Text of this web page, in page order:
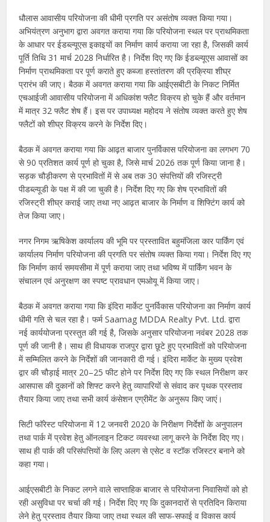
धौलास आवासीय परियोजना की धीमी प्रगति पर असंतोष व्यक्त किया गया।
अभियंत्रण अनुभाग द्वारा अवगत कराया गया कि परियोजना स्थल पर प्राथमिकता
के आधार पर ईडब्ल्यूएस इकाइयों का निर्माण कार्य कराया जा रहा है, जिसकी कार्य
पूर्ति तिथि 31 मार्च 2028 निर्धारित है। निर्देश दिए गए कि ईडब्ल्यूएस आवासों का
निर्माण प्राथमिकता पर पूर्ण कराते हुए कब्जा हस्तांतरण की प्रक्रिया शीघ्र
प्रारंभ की जाए। बैठक में अवगत कराया गया कि आईएसबीटी के निकट निर्मित
एचआईजी आवासीय परियोजना में अधिकांश फ्लैट विक्रय हो चुके हैं और वर्तमान
में मात्र 32 फ्लैट शेष हैं। इस पर उपाध्यक्ष महोदय ने संतोष व्यक्त करते हुए शेष
फ्लैटों को शीघ्र विक्रय करने के निर्देश दिए।
बैठक में अवगत कराया गया कि आढ़त बाजार पुनर्विकास परियोजना का लगभग 70
से 90 प्रतिशत कार्य पूर्ण हो चुका है, जिसे मार्च 2026 तक पूर्ण किया जाना है।
सड़क चौड़ीकरण से प्रभावितों में से अब तक 30 संपत्तियों की रजिस्ट्री
पीडब्ल्यूडी के पक्ष में की जा चुकी है। निर्देश दिए गए कि शेष प्रभावितों की
रजिस्ट्री शीघ्र कराई जाए तथा नए आढ़त बाजार के निर्माण व शिफ्टिंग कार्य को
तेज किया जाए।
नगर निगम ऋषिकेश कार्यालय की भूमि पर प्रस्तावित बहुमंजिला कार पार्किंग एवं
कार्यालय निर्माण परियोजना की प्रगति पर संतोष व्यक्त किया गया। निर्देश दिए गए
कि निर्माण कार्य समयसीमा में पूर्ण कराया जाए तथा भविष्य में पार्किंग भवन के
संचालन एवं अनुरक्षण का स्पष्ट प्रावधान एमओयू में किया जाए।
बैठक में अवगत कराया गया कि इंदिरा मार्केट पुनर्विकास परियोजना का निर्माण कार्य
धीमी गति से चल रहा है। फर्म Saamag MDDA Realty Pvt. Ltd. द्वारा
नई कार्ययोजना प्रस्तुत की गई है, जिसके अनुसार परियोजना नवंबर 2028 तक
पूर्ण की जानी है। साथ ही विधायक राजपुर द्वारा छूटे हुए प्रभावितों को परियोजना
में सम्मिलित करने के निर्देशों की जानकारी दी गई। इंदिरा मार्केट के मुख्य प्रवेश
द्वार की चौड़ाई मात्र 20–25 फीट होने पर निर्देश दिए गए कि स्थल निरीक्षण कर
आसपास की दुकानों को शिफ्ट करने हेतु व्यापारियों से संवाद कर पृथक प्रस्ताव
तैयार किया जाए तथा सभी कार्य कंसेशन एग्रीमेंट के अनुरूप किए जाएं।
सिटी फॉरेस्ट परियोजना में 12 जनवरी 2020 के निरीक्षण निर्देशों के अनुपालन
तथा पार्क में प्रवेश हेतु ऑनलाइन टिकट व्यवस्था लागू करने के निर्देश दिए गए।
साथ ही पार्क की परिसंपत्तियों के लिए अलग से एसेट व स्टॉक रजिस्टर बनाने को
कहा गया।
आईएसबीटी के निकट लगने वाले साप्ताहिक बाजार से परियोजना निवासियों को हो
रही असुविधा पर चर्चा की गई। निर्देश दिए गए कि दुकानदारों से प्रतिदिन किराया
लेने हेतु प्रस्ताव तैयार किया जाए तथा स्थल की साफ-सफाई व विकास कार्य